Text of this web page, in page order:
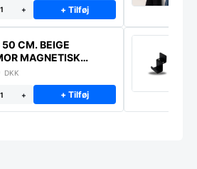
+ + Tilføj
CM. BEIGE
MAGNETISK
DKK
+ + Tilføj